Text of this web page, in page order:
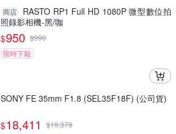
商店
RASTO RP1 Full HD 1080P 微型數位拍
照錄影相機-黑/咖
$950 $990
限時下殺
SONY FE 35mm F1.8 (SEL35F18F) (公司貨)
$18,411 $19,379